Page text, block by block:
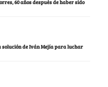
60 años después de haber sido
de Iván Mejía para luchar